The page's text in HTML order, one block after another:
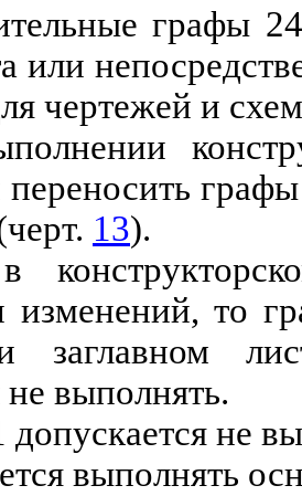
графы
или
чертежей и
переносить
13).
изменений, то
заглавном
не выполнять.
допускается не
выполнять